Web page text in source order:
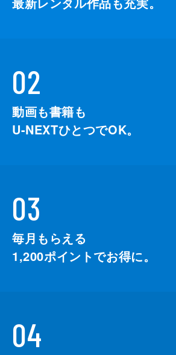
02
動画も書籍も
U-NEXTひとつでOK。
03
毎月もらえる
1,200ポイントでお得に。
04